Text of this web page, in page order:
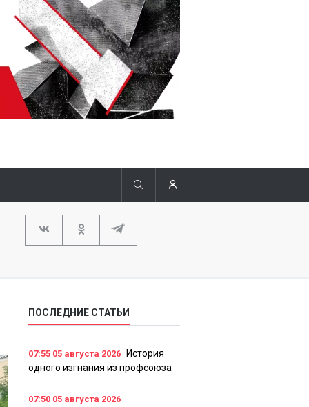
ПОСЛЕДНИЕ СТАТЬИ
07:55 05 августа 2026
История
одного изгнания из профсоюза
07:50 05 августа 2026